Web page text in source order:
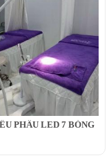
PHẪU LED 7 BÓNG